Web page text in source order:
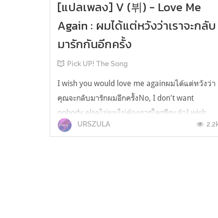
[แปลเพลง] V (뷔) - Love Me
Again : ผมได้แต่หวังว่าเราจะกลับ
มารักกันอีกครั้ง
Pick UP! The Song
I wish you would love me againผมได้แต่หวังว่า
คุณจะกลับมารักผมอีกครั้งNo, I don't want
nobody elseไม่ผมไม่ต้องการใครอีกแล้วI wish
you could love me again, againผมแค่หวังว่าคุณ
URSZULA